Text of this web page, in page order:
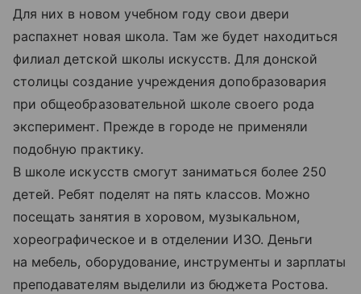
Для них в новом учебном году свои двери
распахнет новая школа. Там же будет находиться
филиал детской школы искусств. Для донской
столицы создание учреждения допобразовария
при общеобразовательной школе своего рода
эксперимент. Прежде в городе не применяли
подобную практику.
В школе искусств смогут заниматься более 250
детей. Ребят поделят на пять классов. Можно
посещать занятия в хоровом, музыкальном,
хореографическое и в отделении ИЗО. Деньги
на мебель, оборудование, инструменты и зарплаты
преподавателям выделили из бюджета Ростова.